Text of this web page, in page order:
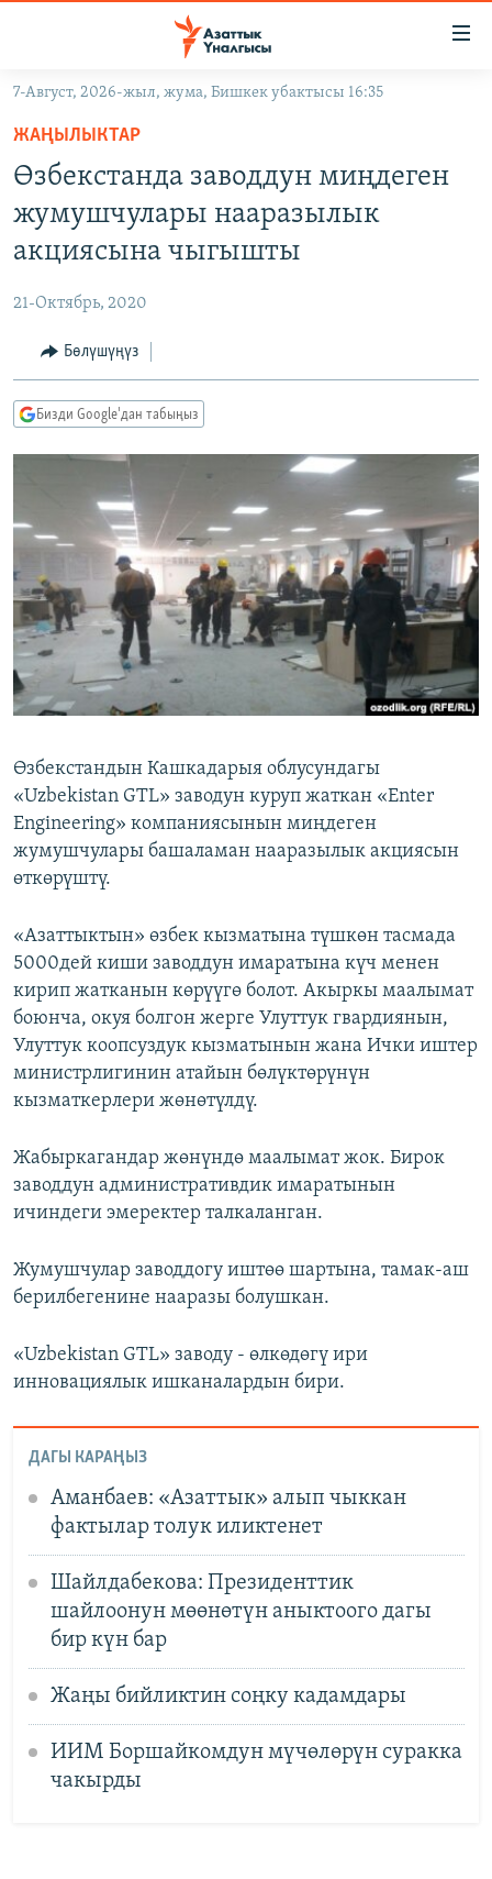
Навигацияга
өтүңүз
Издөөгө
салыңыз
КЫРГЫЗСТАН
МАДАНИЯТ
УКРАИНА
ТВ ПРОГРАММАЛАР
БҮГҮН АЗАТТЫКТА
ЭЖЕ-СИҢДИЛЕР
ЫҢГАЙСЫЗ СУРООЛОР
ПОДКАСТ
Русский
ОНЛАЙН ШЕРИНЕ
ЭЕ/АРнун бардык сайттары
7-Август, 2026-жыл, жума, Бишкек убактысы 16:35
ЖАҢЫЛЫКТАР
Өзбекстанда заводдун миңдеген
жумушчулары нааразылык
акциясына чыгышты
21-Октябрь, 2020
Бөлүшүңүз
Бизди Google'дан табыңыз
Өзбекстандын Кашкадарыя облусундагы
«Uzbekistan GTL» заводун куруп жаткан «Enter
Engineering» компаниясынын миңдеген
жумушчулары башаламан нааразылык акциясын
өткөрүштү.
«Азаттыктын» өзбек кызматына түшкөн тасмада
5000дей киши заводдун имаратына күч менен
кирип жатканын көрүүгө болот. Акыркы маалымат
боюнча, окуя болгон жерге Улуттук гвардиянын,
Улуттук коопсуздук кызматынын жана Ички иштер
министрлигинин атайын бөлүктөрүнүн
кызматкерлери жөнөтүлдү.
Жабыркагандар жөнүндө маалымат жок. Бирок
заводдун административдик имаратынын
ичиндеги эмеректер талкаланган.
Жумушчулар заводдогу иштөө шартына, тамак-аш
берилбегенине нааразы болушкан.
«Uzbekistan GTL» заводу - өлкөдөгү ири
инновациялык ишканалардын бири.
ДАГЫ КАРАҢЫЗ
Аманбаев: «Азаттык» алып чыккан
фактылар толук иликтенет
Шайлдабекова: Президенттик
шайлоонун мөөнөтүн аныктоого дагы
бир күн бар
Жаңы бийликтин соңку кадамдары
ИИМ Боршайкомдун мүчөлөрүн суракка
чакырды